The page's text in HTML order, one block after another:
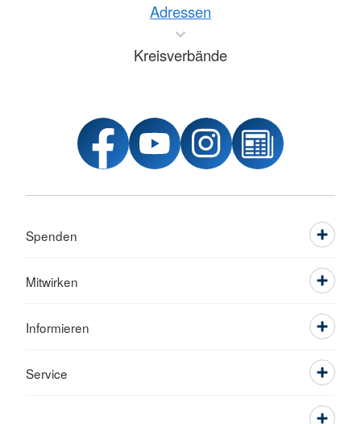
Adressen
Kreisverbände
Spenden
Mitwirken
Informieren
Service